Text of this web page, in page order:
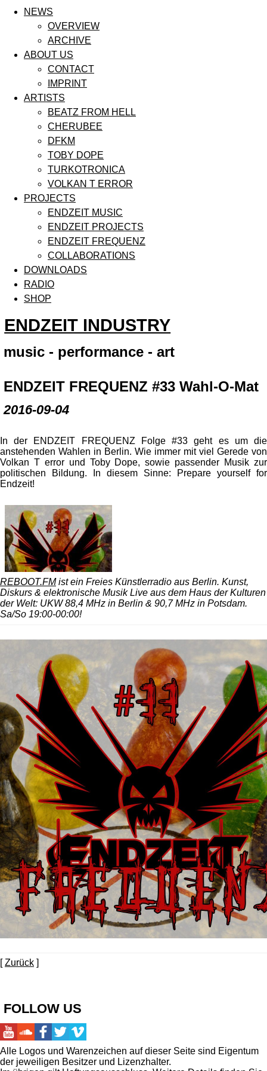
NEWS
OVERVIEW
ARCHIVE
ABOUT US
CONTACT
IMPRINT
ARTISTS
BEATZ FROM HELL
CHERUBEE
DFKM
TOBY DOPE
TURKOTRONICA
VOLKAN T ERROR
PROJECTS
ENDZEIT MUSIC
ENDZEIT PROJECTS
ENDZEIT FREQUENZ
COLLABORATIONS
DOWNLOADS
RADIO
SHOP
ENDZEIT INDUSTRY
music - performance - art
ENDZEIT FREQUENZ #33 Wahl-O-Mat
2016-09-04
In der ENDZEIT FREQUENZ Folge #33 geht es um die
anstehenden Wahlen in Berlin. Wie immer mit viel Gerede von
Volkan T error und Toby Dope, sowie passender Musik zur
politischen Bildung. In diesem Sinne: Prepare yourself for
Endzeit!
REBOOT.FMist ein Freies Künstlerradio aus Berlin. Kunst,
Diskurs & elektronische Musik Live aus dem Haus der Kulturen
der Welt: UKW 88,4 MHz in Berlin & 90,7 MHz in Potsdam.
Sa/So 19:00-00:00!
[Zurück ]
FOLLOW US
Alle Logos und Warenzeichen auf dieser Seite sind Eigentum
der jeweiligen Besitzer und Lizenzhalter.